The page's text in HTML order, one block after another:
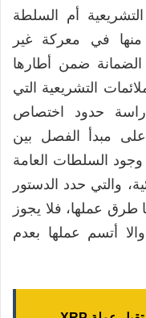
أم السلطة
منها في معركة غير
ضمن أطارها
التشريعية التي
حدود اختصاص
مبدأ الفصل بين
السلطات العامة
والتي حدد الدستور
عملها، فلا يجوز
أتسم عملها بعدم